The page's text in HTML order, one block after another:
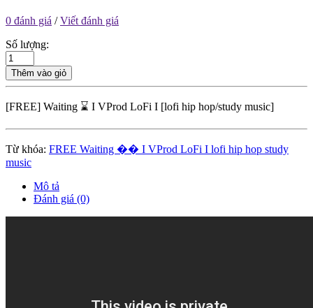
0 đánh giá /Viết đánh giá
Số lượng:
Thêm vào giỏ
[FREE] Waiting ⌛ I VProd LoFi I [lofi hip hop/study music]
Từ khóa: FREE Waiting �� I VProd LoFi I lofi hip hop study
music
Mô tả
Đánh giá (0)